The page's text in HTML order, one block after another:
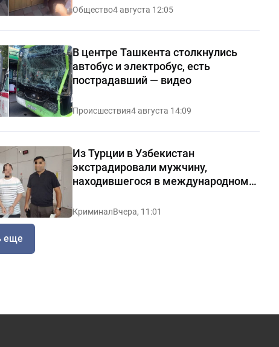
Общество4 августа 12:05
В центре Ташкента столкнулись
автобус и электробус, есть
пострадавший — видео
Происшествия4 августа 14:09
Из Турции в Узбекистан
экстрадировали мужчину,
находившегося в международном
КриминалВчера, 11:01
еще